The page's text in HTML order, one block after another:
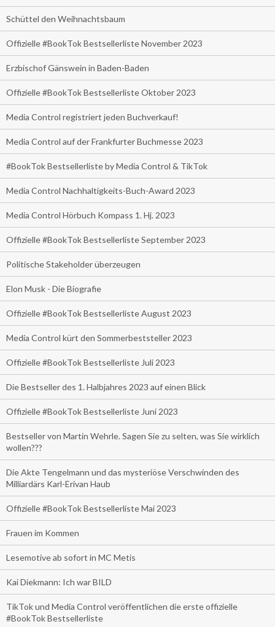
Schüttel den Weihnachtsbaum
Offizielle #BookTok Bestsellerliste November 2023
Erzbischof Gänswein in Baden-Baden
Offizielle #BookTok Bestsellerliste Oktober 2023
Media Control registriert jeden Buchverkauf!
Media Control auf der Frankfurter Buchmesse 2023
#BookTok Bestsellerliste by Media Control & TikTok
Media Control Nachhaltigkeits-Buch-Award 2023
Media Control Hörbuch Kompass 1. Hj. 2023
Offizielle #BookTok Bestsellerliste September 2023
Politische Stakeholder überzeugen
Elon Musk - Die Biografie
Offizielle #BookTok Bestsellerliste August 2023
Media Control kürt den Sommerbeststeller 2023
Offizielle #BookTok Bestsellerliste Juli 2023
Die Bestseller des 1. Halbjahres 2023 auf einen Blick
Offizielle #BookTok Bestsellerliste Juni 2023
Bestseller von Martin Wehrle. Sagen Sie zu selten, was Sie wirklich
wollen???
Die Akte Tengelmann und das mysteriöse Verschwinden des
Milliardärs Karl-Erivan Haub
Offizielle #BookTok Bestsellerliste Mai 2023
Frauen im Kommen
Lesemotive ab sofort in MC Metis
Kai Diekmann: Ich war BILD
TikTok und Media Control veröffentlichen die erste offizielle
#BookTok Bestsellerliste